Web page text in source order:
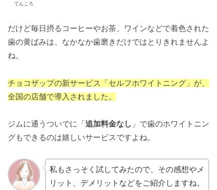
てんころ
だけど毎日摂るコーヒーやお茶、ワインなどで着色された
歯の黄ばみは、なかなか歯磨きだけではとりきれませんよ
ね。
チョコザップの新サービス「セルフホワイトニング」が、
全国の店舗で導入されました。
ジムに通うついでに「 追加料金なし 」で歯のホワイトニン
グもできるのは嬉しいサービスですよね。
私もさっそく試してみたので、その感想やメ
リット、デメリットなどをご紹介しますね。